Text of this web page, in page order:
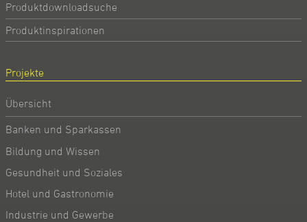
Produktdownloadsuche
Produktinspirationen
Projekte
Übersicht
Banken und Sparkassen
Bildung und Wissen
Gesundheit und Soziales
Hotel und Gastronomie
Industrie und Gewerbe